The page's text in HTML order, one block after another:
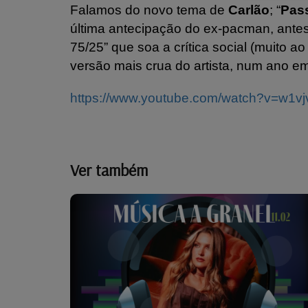
Falamos do novo tema de Carlão; “
última antecipação do ex-pacman,
75/25” que soa a crítica social (muito
versão mais crua do artista, num ano
https://www.youtube.com/
Ver também